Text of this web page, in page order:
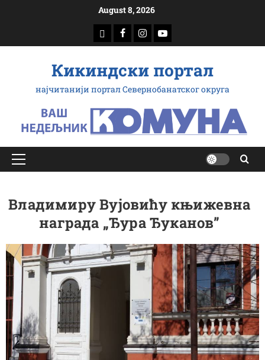
August 8, 2026
доwнлоад
Фацебоок
Инстаграм
Yоутубе
Кикиндски портал
најчитанији портал Севернобанатског округа
Примарy
Владимиру Вујовићу књижевна
награда „Ђура Ђуканов”